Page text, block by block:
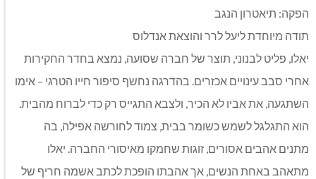
הפקה: תיאטרון הנגב
תודה מיוחדת ליעל לרר והוצאת אנדלוס
יאלו, פליט לבנוני, תוצר של חברה שסועה, נמצא בחדר החקירות
אחרי סבב עינויים אכזרים. בהדרגה נחשף סיפור חייו הטרגי – אימו
השתגעה, את אביו לא הכיר, ולצבא התגייס רק כדי לברוח מהבית.
הוא התגלגל לשמש כשומר בבית, צמוד לחורשה אפילה, בה
מתנים אהבים אסורים, זוגות שחמקו מאיסורי החברה. יאלו
מתאהב באחת הנשים, אך אהבתו הופכת לכתב אשמה חריף של